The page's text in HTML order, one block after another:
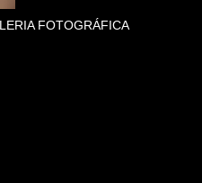
FOTOGRÁFICA